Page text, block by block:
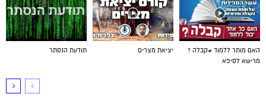
תודעת הנסתר יציאת מצרים
האם מותר ללמוד #קבלה ?
מרישא לסיפא